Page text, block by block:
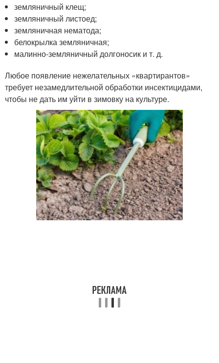
земляничный клещ;
земляничный листоед;
земляничная нематода;
белокрылка земляничная;
малинно-земляничный долгоносик и т. д.
Любое появление нежелательных «квартирантов»
требует незамедлительной обработки инсектицидами,
чтобы не дать им уйти в зимовку на культуре.